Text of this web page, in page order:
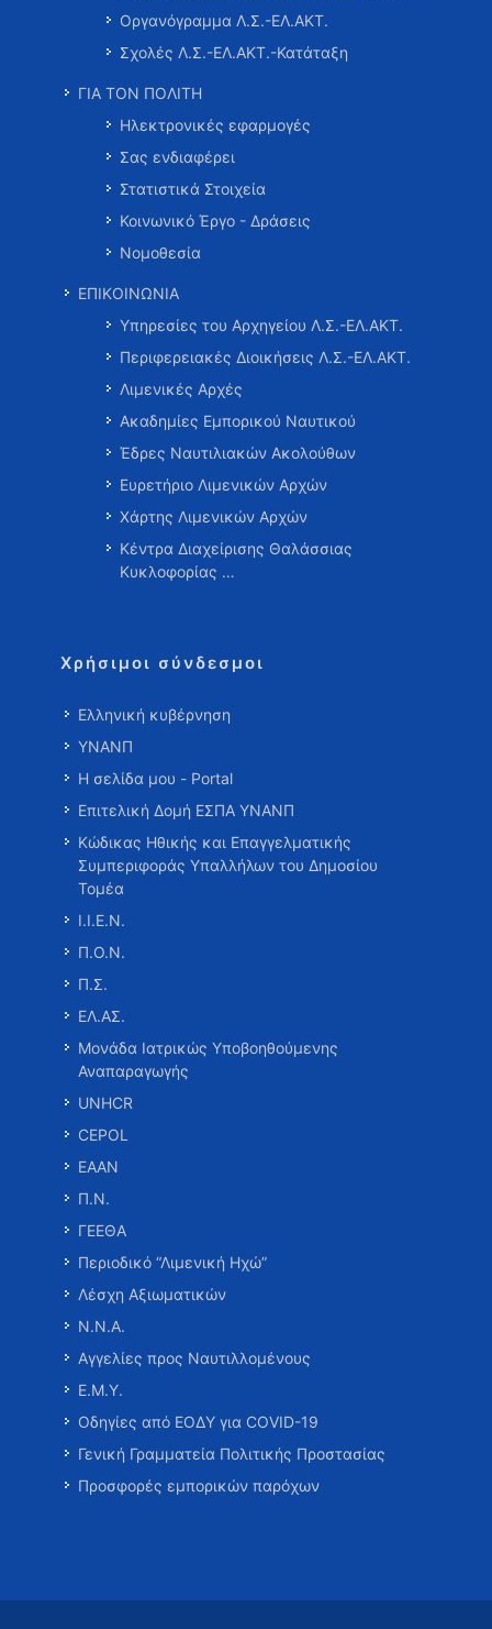
Οργανόγραμμα Λ.Σ.-ΕΛ.ΑΚΤ.
Σχολές Λ.Σ.-ΕΛ.ΑΚΤ.-Κατάταξη
ΓΙΑ ΤΟΝ ΠΟΛΙΤΗ
Ηλεκτρονικές εφαρμογές
Σας ενδιαφέρει
Στατιστικά Στοιχεία
Κοινωνικό Έργο - Δράσεις
Νομοθεσία
ΕΠΙΚΟΙΝΩΝΙΑ
Υπηρεσίες του Αρχηγείου Λ.Σ.-ΕΛ.ΑΚΤ.
Περιφερειακές Διοικήσεις Λ.Σ.-ΕΛ.ΑΚΤ.
Λιμενικές Αρχές
Ακαδημίες Εμπορικού Ναυτικού
Έδρες Ναυτιλιακών Ακολούθων
Ευρετήριο Λιμενικών Αρχών
Χάρτης Λιμενικών Αρχών
Κέντρα Διαχείρισης Θαλάσσιας
Κυκλοφορίας …
Χρήσιμοι σύνδεσμοι
Ελληνική κυβέρνηση
ΥΝΑΝΠ
Η σελίδα μου - Portal
Επιτελική Δομή ΕΣΠΑ ΥΝΑΝΠ
Κώδικας Ηθικής και Επαγγελματικής
Συμπεριφοράς Υπαλλήλων του Δημοσίου
Τομέα
Ι.Ι.Ε.Ν.
Π.Ο.Ν.
Π.Σ.
ΕΛ.ΑΣ.
Μονάδα Ιατρικώς Υποβοηθούμενης
Αναπαραγωγής
UNHCR
CEPOL
ΕΑΑΝ
Π.Ν.
ΓΕΕΘΑ
Περιοδικό “Λιμενική Ηχώ”
Λέσχη Αξιωματικών
Ν.Ν.Α.
Αγγελίες προς Ναυτιλλομένους
Ε.Μ.Υ.
Οδηγίες από ΕΟΔΥ για COVID-19
Γενική Γραμματεία Πολιτικής Προστασίας
Προσφορές εμπορικών παρόχων